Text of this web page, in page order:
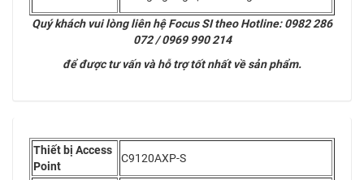
Quý khách vui lòng liên hệ Focus SI theo Hotline: 0982 286
072 / 0969 990 214
để được tư vấn và hỗ trợ tốt nhất về sản phẩm.
Thiết bị Access
Point
C9120AXP-S